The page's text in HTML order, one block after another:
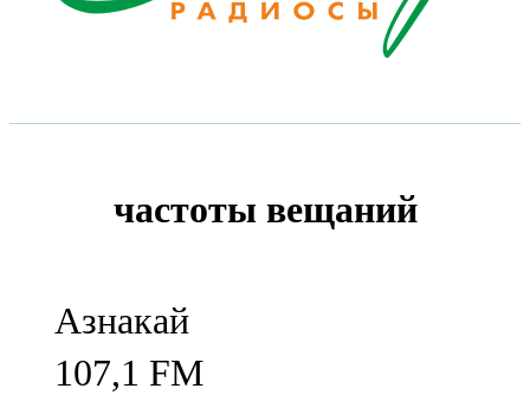
частоты вещаний
Азнакай
107,1 FM